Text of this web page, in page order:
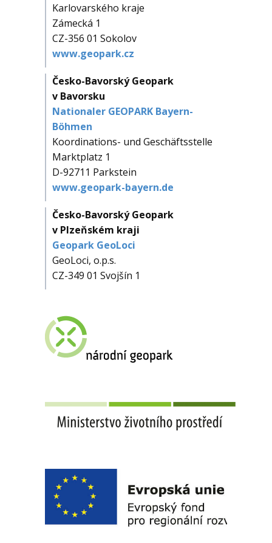
Karlovarského kraje
Zámecká 1
CZ-356 01 Sokolov
www.geopark.cz
Česko-Bavorský Geopark
v Bavorsku
Nationaler GEOPARK Bayern-
Böhmen
Koordinations- und Geschäftsstelle
Marktplatz 1
D-92711 Parkstein
www.geopark-bayern.de
Česko-Bavorský Geopark
v Plzeňském kraji
Geopark GeoLoci
GeoLoci, o.p.s.
CZ-349 01 Svojšín 1